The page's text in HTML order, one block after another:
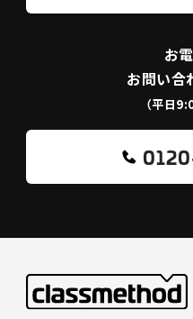
お
お問い合
（平日